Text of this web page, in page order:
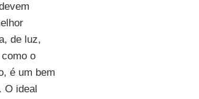
de luz,
o
é um bem
O ideal